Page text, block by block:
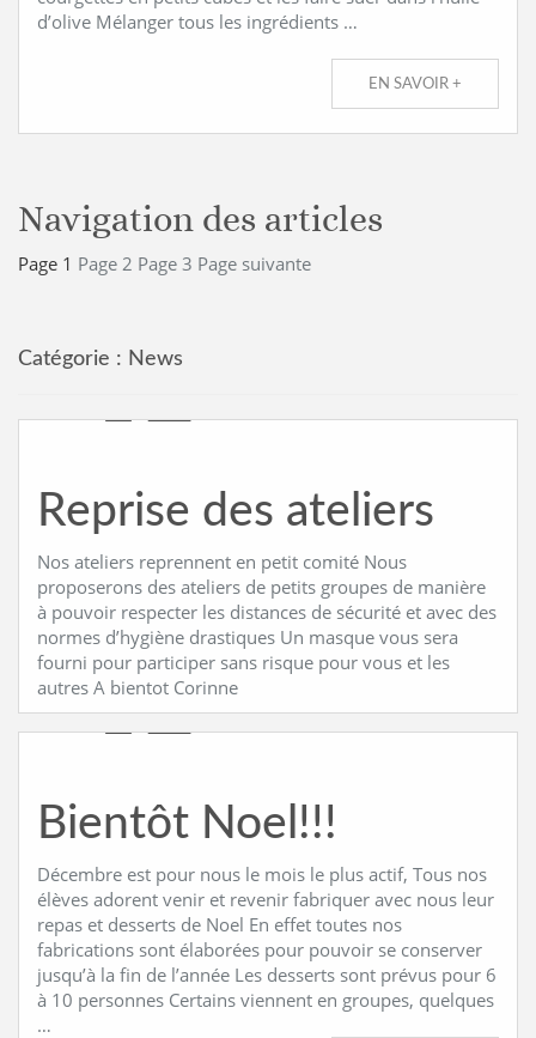
d’olive Mélanger tous les ingrédients …
EN SAVOIR +
Navigation des articles
Page 1 Page 2 Page 3 Page suivante
Catégorie : News
Reprise des ateliers
Nos ateliers reprennent en petit comité Nous
proposerons des ateliers de petits groupes de manière
à pouvoir respecter les distances de sécurité et avec des
normes d’hygiène drastiques Un masque vous sera
fourni pour participer sans risque pour vous et les
autres A bientot Corinne
Bientôt Noel!!!
Décembre est pour nous le mois le plus actif, Tous nos
élèves adorent venir et revenir fabriquer avec nous leur
repas et desserts de Noel En effet toutes nos
fabrications sont élaborées pour pouvoir se conserver
jusqu’à la fin de l’année Les desserts sont prévus pour 6
à 10 personnes Certains viennent en groupes, quelques
…